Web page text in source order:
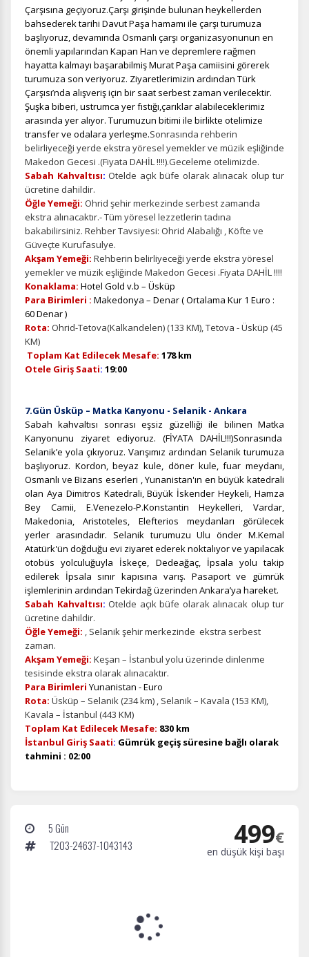
Çarşısına geçiyoruz.Çarşı girişinde bulunan heykellerden
bahsederek tarihi Davut Paşa hamamı ile çarşı turumuza
başlıyoruz, devamında Osmanlı çarşı organizasyonunun en
önemli yapılarından Kapan Han ve depremlere rağmen
hayatta kalmayı başarabilmiş Murat Paşa camiisini görerek
turumuza son veriyoruz. Ziyaretlerimizin ardından Türk
Çarşısı’nda alışveriş için bir saat serbest zaman verilecektir.
Şuşka biberi, ustrumca yer fıstığı,çarıklar alabileceklerimiz
arasında yer alıyor. Turumuzun bitimi ile birlikte otelimize
transfer ve odalara yerleşme.Sonrasında rehberin
belirliyeceği yerde ekstra yöresel yemekler ve müzik eşliğinde
Makedon Gecesi .(Fiyata DAHİL !!!!).Geceleme otelimizde.
Sabah Kahvaltısı: Otelde açık büfe olarak alınacak olup tur
ücretine dahildir.
Öğle Yemeği: Ohrid şehir merkezinde serbest zamanda
ekstra alınacaktır.-Tüm yöresel lezzetlerin tadına
bakabilirsiniz. Rehber Tavsiyesi: Ohrid Alabalığı , Köfte ve
Güveçte Kurufasulye.
Akşam Yemeği: Rehberin belirliyeceği yerde ekstra yöresel
yemekler ve müzik eşliğinde Makedon Gecesi .Fiyata DAHİL !!!!
Konaklama: Hotel Gold v.b – Üsküp
Para Birimleri : Makedonya – Denar ( Ortalama Kur 1 Euro :
60 Denar )
Rota: Ohrid-Tetova(Kalkandelen) (133 KM), Tetova - Üsküp (45
KM)
Toplam Kat Edilecek Mesafe: 178 km
Otele Giriş Saati: 19:00
7.Gün Üsküp – Matka Kanyonu - Selanik - Ankara
Sabah kahvaltısı sonrası eşsiz güzelliği ile bilinen Matka
Kanyonunu ziyaret ediyoruz. (FİYATA DAHİL!!!)Sonrasında
Selanik’e yola çıkıyoruz. Varışımız ardından Selanik turumuza
başlıyoruz. Kordon, beyaz kule, döner kule, fuar meydanı,
Osmanlı ve Bizans eserleri , Yunanistan'ın en büyük katedrali
olan Aya Dimitros Katedrali, Büyük İskender Heykeli, Hamza
Bey Camii, E.Venezelo-P.Konstantin Heykelleri, Vardar,
Makedonia, Aristoteles, Elefterios meydanları görülecek
yerler arasındadır. Selanik turumuzu Ulu önder M.Kemal
Atatürk'ün doğduğu evi ziyaret ederek noktalıyor ve yapılacak
otobüs yolculuğuyla İskeçe, Dedeağaç, İpsala yolu takip
edilerek İpsala sınır kapısına varış. Pasaport ve gümrük
işlemlerinin ardından Tekirdağ üzerinden Ankara’ya hareket.
Sabah Kahvaltısı: Otelde açık büfe olarak alınacak olup tur
ücretine dahildir.
Öğle Yemeği: , Selanik şehir merkezinde ekstra serbest
zaman.
Akşam Yemeği: Keşan – İstanbul yolu üzerinde dinlenme
tesisinde ekstra olarak alınacaktır.
Para Birimleri Yunanistan - Euro
Rota: Üsküp – Selanik (234 km) , Selanik – Kavala (153 KM),
Kavala – İstanbul (443 KM)
Toplam Kat Edilecek Mesafe: 830 km
İstanbul Giriş Saati: Gümrük geçiş süresine bağlı olarak
tahmini : 02:00
5 Gün
T203-24637-1043143
499€
en düşük kişi başı